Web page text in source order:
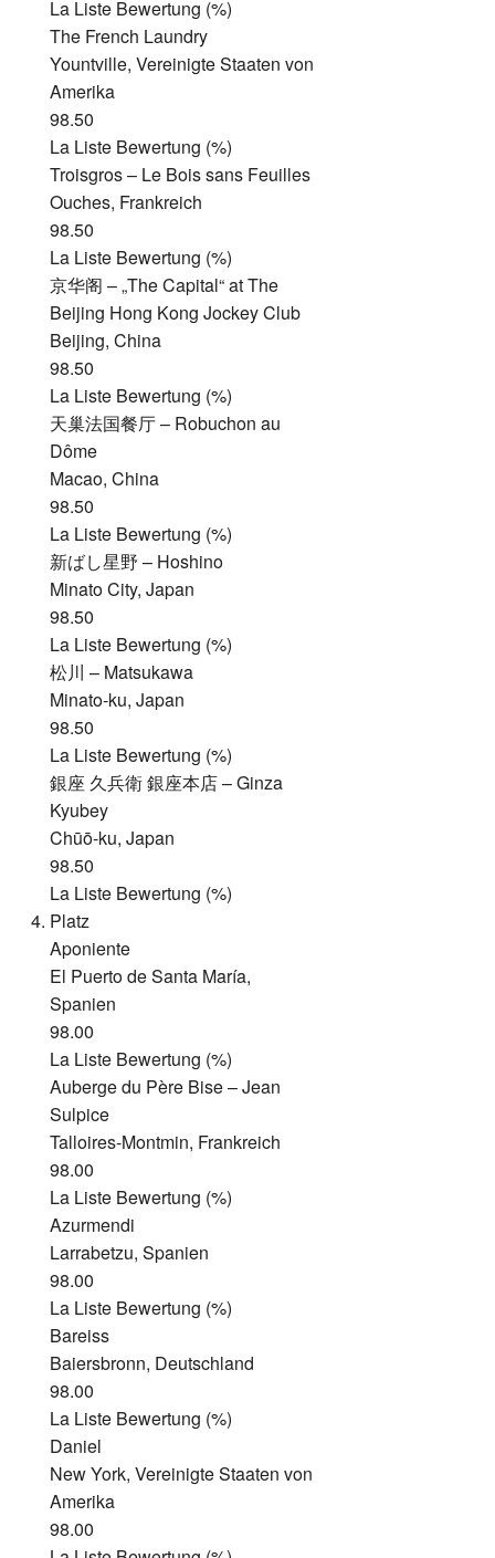
La Liste Bewertung (%)
The French Laundry
Yountville, Vereinigte Staaten von
Amerika
98.50
La Liste Bewertung (%)
Troisgros – Le Bois sans Feuilles
Ouches, Frankreich
98.50
La Liste Bewertung (%)
京华阁 – „The Capital“ at The
Beijing Hong Kong Jockey Club
Beijing, China
98.50
La Liste Bewertung (%)
天巢法国餐厅 – Robuchon au
Dôme
Macao, China
98.50
La Liste Bewertung (%)
新ばし星野 – Hoshino
Minato City, Japan
98.50
La Liste Bewertung (%)
松川 – Matsukawa
Minato-ku, Japan
98.50
La Liste Bewertung (%)
銀座 久兵衛 銀座本店 – Ginza
Kyubey
Chūō-ku, Japan
98.50
La Liste Bewertung (%)
Platz
Aponiente
El Puerto de Santa María,
Spanien
98.00
La Liste Bewertung (%)
Auberge du Père Bise – Jean
Sulpice
Talloires-Montmin, Frankreich
98.00
La Liste Bewertung (%)
Azurmendi
Larrabetzu, Spanien
98.00
La Liste Bewertung (%)
Bareiss
Baiersbronn, Deutschland
98.00
La Liste Bewertung (%)
Daniel
New York, Vereinigte Staaten von
Amerika
98.00